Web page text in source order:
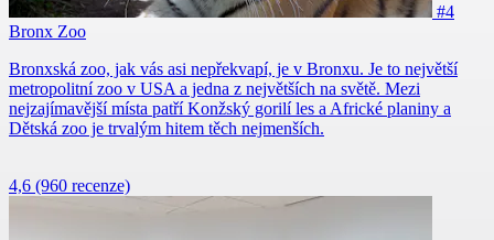
#4
Bronx Zoo
Bronxská zoo, jak vás asi nepřekvapí, je v Bronxu. Je to největší
metropolitní zoo v USA a jedna z největších na světě. Mezi
nejzajímavější místa patří Konžský gorilí les a Africké planiny a
Dětská zoo je trvalým hitem těch nejmenších.
4,6 (960 recenze)